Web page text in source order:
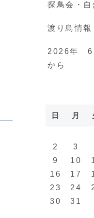
探鳥会・自
渡り鳥情
2026年 6
から
日 月
2
3
9
10
16
17
23
24
30
31